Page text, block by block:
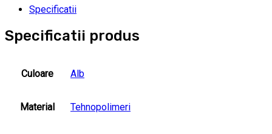
Specificatii
Specificatii produs
Culoare Alb
Material Tehnopolimeri